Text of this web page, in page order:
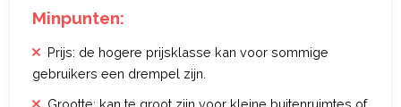
Minpunten:
Prijs: de hogere prijsklasse kan voor sommige
gebruikers een drempel zijn.
Grootte: kan te groot zijn voor kleine buitenruimtes of